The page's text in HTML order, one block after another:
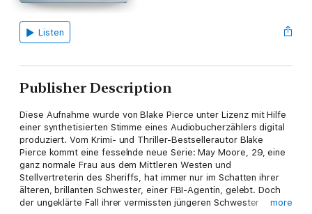
Listen
Publisher Description
Diese Aufnahme wurde von Blake Pierce unter Lizenz mit Hilfe
einer synthetisierten Stimme eines Audiobucherzählers digital
produziert. Vom Krimi- und Thriller-Bestsellerautor Blake
Pierce kommt eine fesselnde neue Serie: May Moore, 29, eine
ganz normale Frau aus dem Mittleren Westen und
Stellvertreterin des Sheriffs, hat immer nur im Schatten ihrer
älteren, brillanten Schwester, einer FBI-Agentin, gelebt. Doch
der ungeklärte Fall ihrer vermissten jüngeren Schwester
more